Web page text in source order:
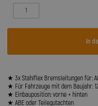
In
★ 3x Stahlflex Bremsleitungen für:
★ Für Fahrzeuge mit dem Baujahr:
★ Einbauposition: vorne + hinten
★ ABE oder Teilegutachten